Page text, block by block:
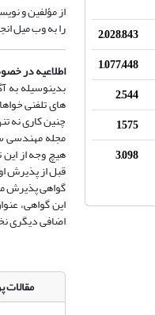
2,028,843
1,077,448
2,544
1575
3,098
از مؤلفین و
را به وب میل
اطلاعیه در
بدینوسیله به
های تلفنی
چنین کاری نه
مجله مهندسی
هیچ وجه از
قبل از پذیرش
گواهی پذیرش
اضافی دیگری
مقالات